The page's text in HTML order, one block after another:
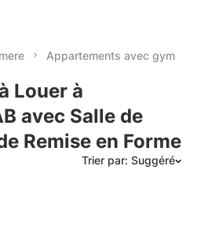
Appartements avec gym
Louer à
avec Salle de
Remise en Forme
Trier par: Suggéré